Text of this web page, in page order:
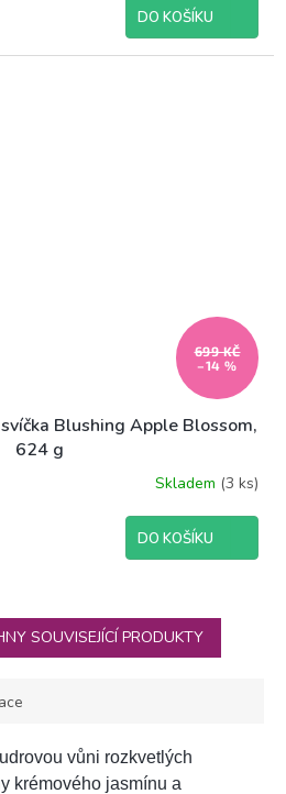
DO KOŠÍKU
699 KČ
–14 %
Blushing Apple Blossom,
624 g
Skladem (3 ks)
DO KOŠÍKU
SOUVISEJÍCÍ PRODUKTY
vůni rozkvetlých
krémového jasmínu a